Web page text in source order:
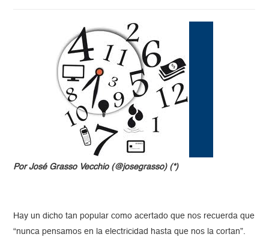
Por José Grasso Vecchio (@josegrasso) (*)
Hay un dicho tan popular como acertado que nos recuerda que
“nunca pensamos en la electricidad hasta que nos la cortan”.